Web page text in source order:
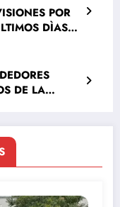
POR
DÌAS
DE LA